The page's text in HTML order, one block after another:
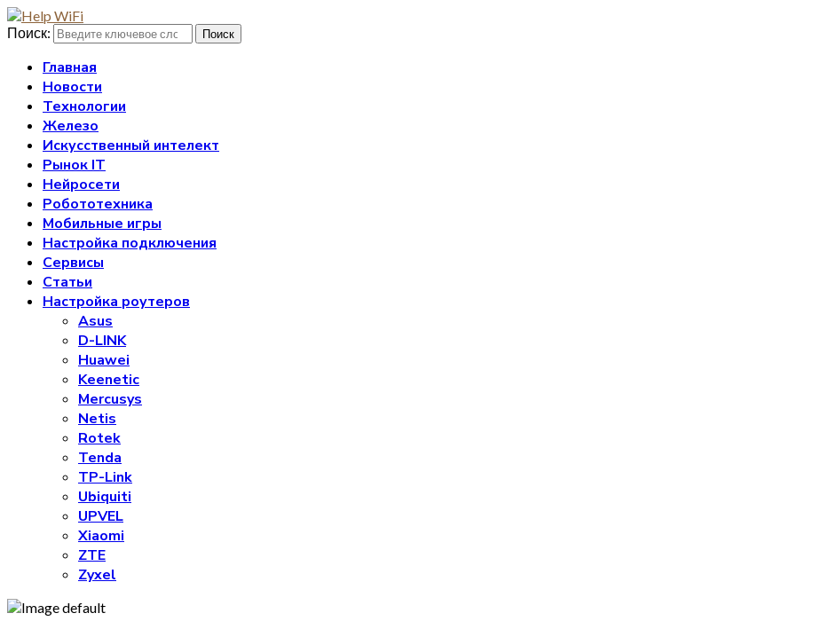
Поиск: Поиск
Главная
Новости
Технологии
Железо
Искусственный интелект
Рынок IT
Нейросети
Робототехника
Мобильные игры
Настройка подключения
Сервисы
Статьи
Настройка роутеров
Asus
D-LINK
Huawei
Keenetic
Mercusys
Netis
Rotek
Tenda
TP-Link
Ubiquiti
UPVEL
Xiaomi
ZTE
Zyxel